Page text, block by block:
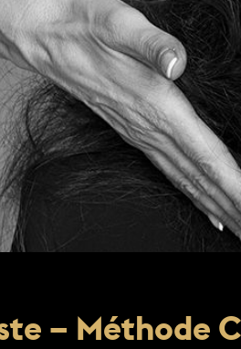
– Méthode